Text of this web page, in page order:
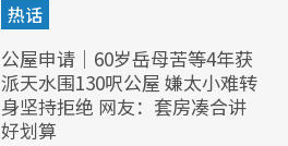
热话
公屋申请｜60岁岳母苦等4年获
派天水围130呎公屋 嫌太小难转
身坚持拒绝 网友：套房凑合讲
好划算